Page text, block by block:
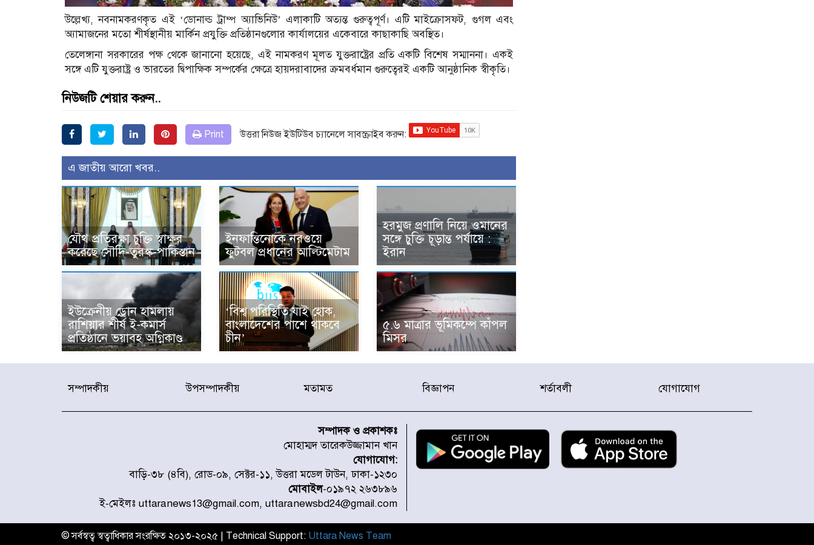
উল্লেখ্য, নবনামকরণকৃত এই ‘ডোনাল্ড ট্রাম্প অ্যাভিনিউ’ এলাকাটি অত্যন্ত গুরুত্বপূর্ণ। এটি মাইক্রোসফট, গুগল এবং
অ্যামাজনের মতো শীর্ষস্থানীয় মার্কিন প্রযুক্তি প্রতিষ্ঠানগুলোর কার্যালয়ের একেবারে কাছাকাছি অবস্থিত।
তেলেঙ্গানা সরকারের পক্ষ থেকে জানানো হয়েছে, এই নামকরণ মূলত যুক্তরাষ্ট্রের প্রতি একটি বিশেষ সম্মাননা। একই
সঙ্গে এটি যুক্তরাষ্ট্র ও ভারতের দ্বিপাক্ষিক সম্পর্কের ক্ষেত্রে হায়দরাবাদের ক্রমবর্ধমান গুরুত্বেরই একটি আনুষ্ঠানিক স্বীকৃতি।
নিউজটি শেয়ার করুন..
Print উত্তরা নিউজ ইউটিউব চ্যানেলে সাবস্ক্রাইব করুন:
এ জাতীয় আরো খবর..
যৌথ প্রতিরক্ষা চুক্তি স্বাক্ষর
করেছে সৌদি-তুরস্ক-পাকিস্তান
ইনফান্তিনোকে নরওয়ে
ফুটবল প্রধানের আল্টিমেটাম
হরমুজ প্রণালি নিয়ে ওমানের
সঙ্গে চুক্তি চূড়ান্ত পর্যায়ে :
ইরান
ইউক্রেনীয় ড্রোন হামলায়
রাশিয়ার শীর্ষ ই-কমার্স
প্রতিষ্ঠানে ভয়াবহ অগ্নিকাণ্ড
‘বিশ্ব পরিস্থিতি যাই হোক,
বাংলাদেশের পাশে থাকবে
চীন’
৫.৬ মাত্রার ভূমিকম্পে কাঁপল
মিসর
সম্পাদকীয় উপসম্পাদকীয় মতামত বিজ্ঞাপন শর্তাবলী যোগাযোগ
সম্পাদক ও প্রকাশকঃ
মোহাম্মদ তারেকউজ্জামান খান
যোগাযোগ:
বাড়ি-৩৮ (৪বি), রোড-০৯, সেক্টর-১১, উত্তরা মডেল টাউন, ঢাকা-১২৩০
মোবাইল-০১৯৭২ ২৬৩৮৯৬
ই-মেইলঃ uttaranews13@gmail.com, uttaranewsbd24@gmail.com
© সর্বস্বত্ব স্বত্বাধিকার সংরক্ষিত ২০১৩-২০২৫ | Technical Support: Uttara News Team